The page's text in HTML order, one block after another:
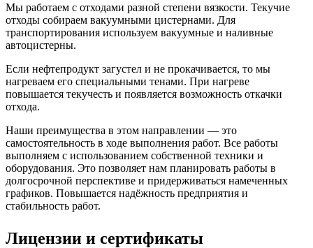
Мы работаем с отходами разной степени вязкости. Текучие
отходы собираем вакуумными цистернами. Для
транспортирования используем вакуумные и наливные
автоцистерны.
Если нефтепродукт загустел и не прокачивается, то мы
нагреваем его специальными тенами. При нагреве
повышается текучесть и появляется возможность откачки
отхода.
Наши преимущества в этом направлении — это
самостоятельность в ходе выполнения работ. Все работы
выполняем с использованием собственной техники и
оборудования. Это позволяет нам планировать работы в
долгосрочной перспективе и придерживаться намеченных
графиков. Повышается надёжность предприятия и
стабильность работ.
Лицензии и сертификаты